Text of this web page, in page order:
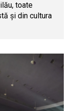
toate
și din cultura